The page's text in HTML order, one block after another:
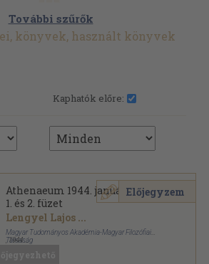
További szűrők
könyvek, használt könyvek
Kaphatók előre:
Athenaeum 1944. január-július
1. és 2. füzet
Lengyel Lajos ...
Magyar Tudományos Akadémia-Magyar Filozófiai
Társaság
,1944
Előjegyzem